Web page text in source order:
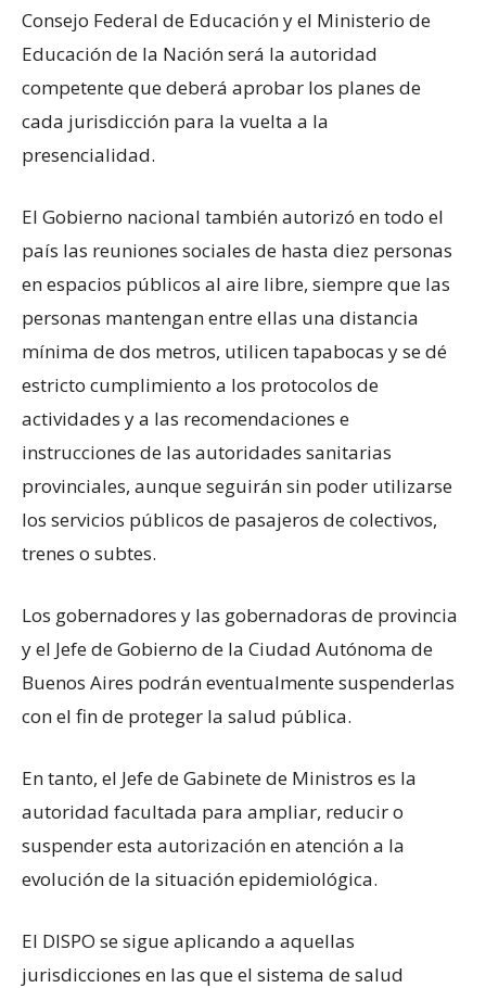
Consejo Federal de Educación y el Ministerio de
Educación de la Nación será la autoridad
competente que deberá aprobar los planes de
cada jurisdicción para la vuelta a la
presencialidad.
El Gobierno nacional también autorizó en todo el
país las reuniones sociales de hasta diez personas
en espacios públicos al aire libre, siempre que las
personas mantengan entre ellas una distancia
mínima de dos metros, utilicen tapabocas y se dé
estricto cumplimiento a los protocolos de
actividades y a las recomendaciones e
instrucciones de las autoridades sanitarias
provinciales, aunque seguirán sin poder utilizarse
los servicios públicos de pasajeros de colectivos,
trenes o subtes.
Los gobernadores y las gobernadoras de provincia
y el Jefe de Gobierno de la Ciudad Autónoma de
Buenos Aires podrán eventualmente suspenderlas
con el fin de proteger la salud pública.
En tanto, el Jefe de Gabinete de Ministros es la
autoridad facultada para ampliar, reducir o
suspender esta autorización en atención a la
evolución de la situación epidemiológica.
El DISPO se sigue aplicando a aquellas
jurisdicciones en las que el sistema de salud